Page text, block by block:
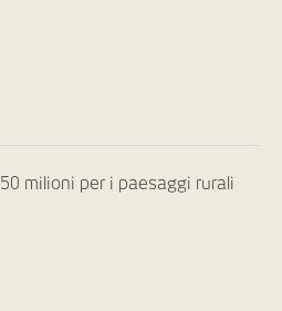
50 milioni per i paesaggi rurali